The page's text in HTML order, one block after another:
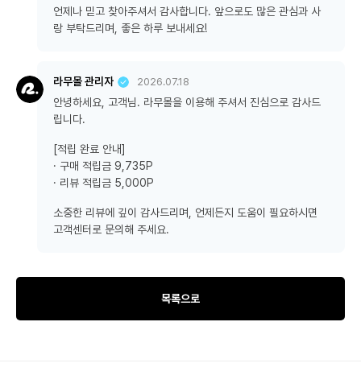
언제나 믿고 찾아주셔서 감사합니다. 앞으로도 많은 관심과 사
랑 부탁드리며, 좋은 하루 보내세요!
라무몰 관리자 2026.07.18
안녕하세요, 고객님. 라무몰을 이용해 주셔서 진심으로 감사드
립니다.
[적립 완료 안내]
· 구매 적립금 9,735P
· 리뷰 적립금 5,000P
소중한 리뷰에 깊이 감사드리며, 언제든지 도움이 필요하시면
고객센터로 문의해 주세요.
목록으로